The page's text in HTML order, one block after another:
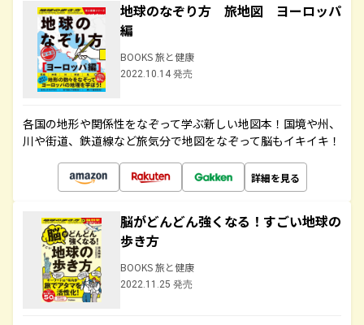
地球のなぞり方 旅地図 ヨーロッパ
編
BOOKS 旅と健康
2022.10.14 発売
各国の地形や関係性をなぞって学ぶ新しい地図本！国境や州、
川や街道、鉄道線など旅気分で地図をなぞって脳もイキイキ！
詳細を見る
脳がどんどん強くなる！すごい地球の
歩き方
BOOKS 旅と健康
2022.11.25 発売